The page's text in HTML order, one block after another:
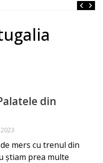
din
mers cu trenul din
știam prea multe